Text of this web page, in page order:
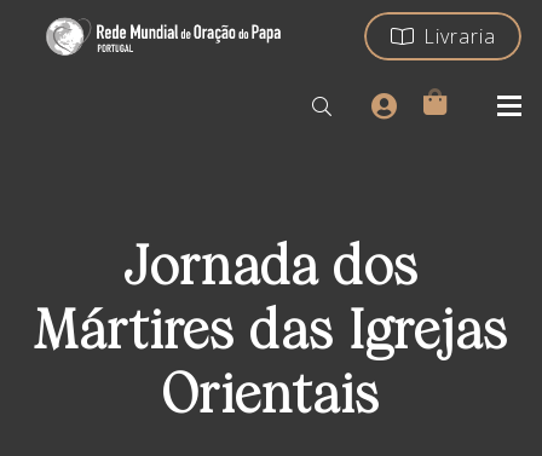
Livraria
Jornada dos
Mártires das Igrejas
Orientais